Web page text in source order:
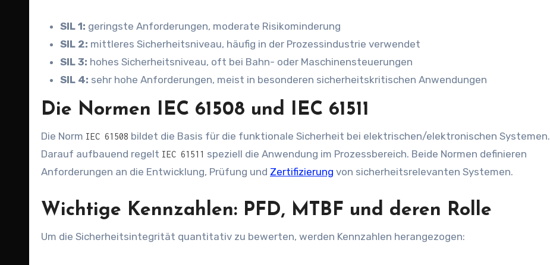
SIL 1: geringste Anforderungen, moderate Risikominderung
SIL 2: mittleres Sicherheitsniveau, häufig in der Prozessindustrie verwendet
SIL 3: hohes Sicherheitsniveau, oft bei Bahn- oder Maschinensteuerungen
SIL 4: sehr hohe Anforderungen, meist in besonderen sicherheitskritischen Anwendungen
Die Normen IEC 61508 und IEC 61511
Die Norm IEC 61508 bildet die Basis für die funktionale Sicherheit bei elektrischen/elektronischen Systemen.
Darauf aufbauend regelt IEC 61511 speziell die Anwendung im Prozessbereich. Beide Normen definieren
Anforderungen an die Entwicklung, Prüfung und Zertifizierung von sicherheitsrelevanten Systemen.
Wichtige Kennzahlen: PFD, MTBF und deren Rolle
Um die Sicherheitsintegrität quantitativ zu bewerten, werden Kennzahlen herangezogen: